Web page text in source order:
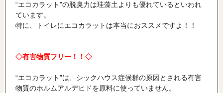
“エコカラット”の脱臭力は珪藻土よりも優れているといわれ
ています。
特に、トイレにエコカラットは本当におススメですよ！！
◇有害物質フリー！！◇
“エコカラット”は、シックハウス症候群の原因とされる有害
物質のホルムアルデヒドを原料に使っていません。